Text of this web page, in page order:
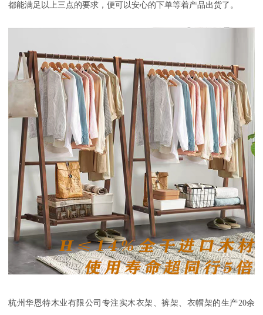
都能满足以上三点的要求，便可以安心的下单等着产品出货了。
杭州华恩特木业有限公司专注实木衣架、裤架、衣帽架的生产20余